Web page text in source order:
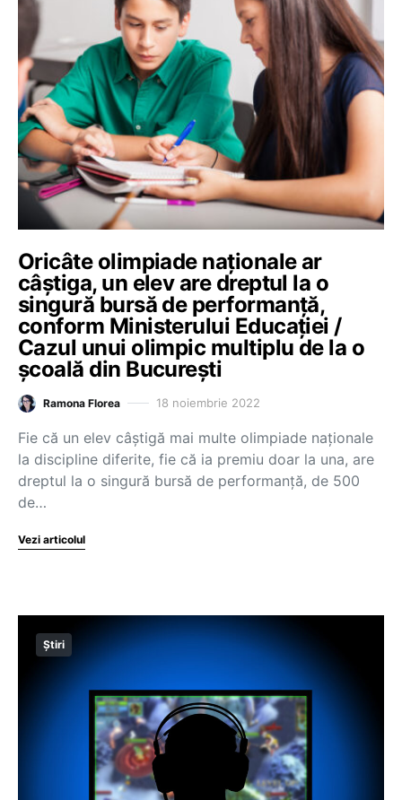
Oricâte olimpiade naționale ar
câștiga, un elev are dreptul la o
singură bursă de performanță,
conform Ministerului Educației /
Cazul unui olimpic multiplu de la o
școală din București
Ramona Florea 18 noiembrie 2022
Fie că un elev câștigă mai multe olimpiade naționale
la discipline diferite, fie că ia premiu doar la una, are
dreptul la o singură bursă de performanță, de 500
de…
Vezi articolul
Știri